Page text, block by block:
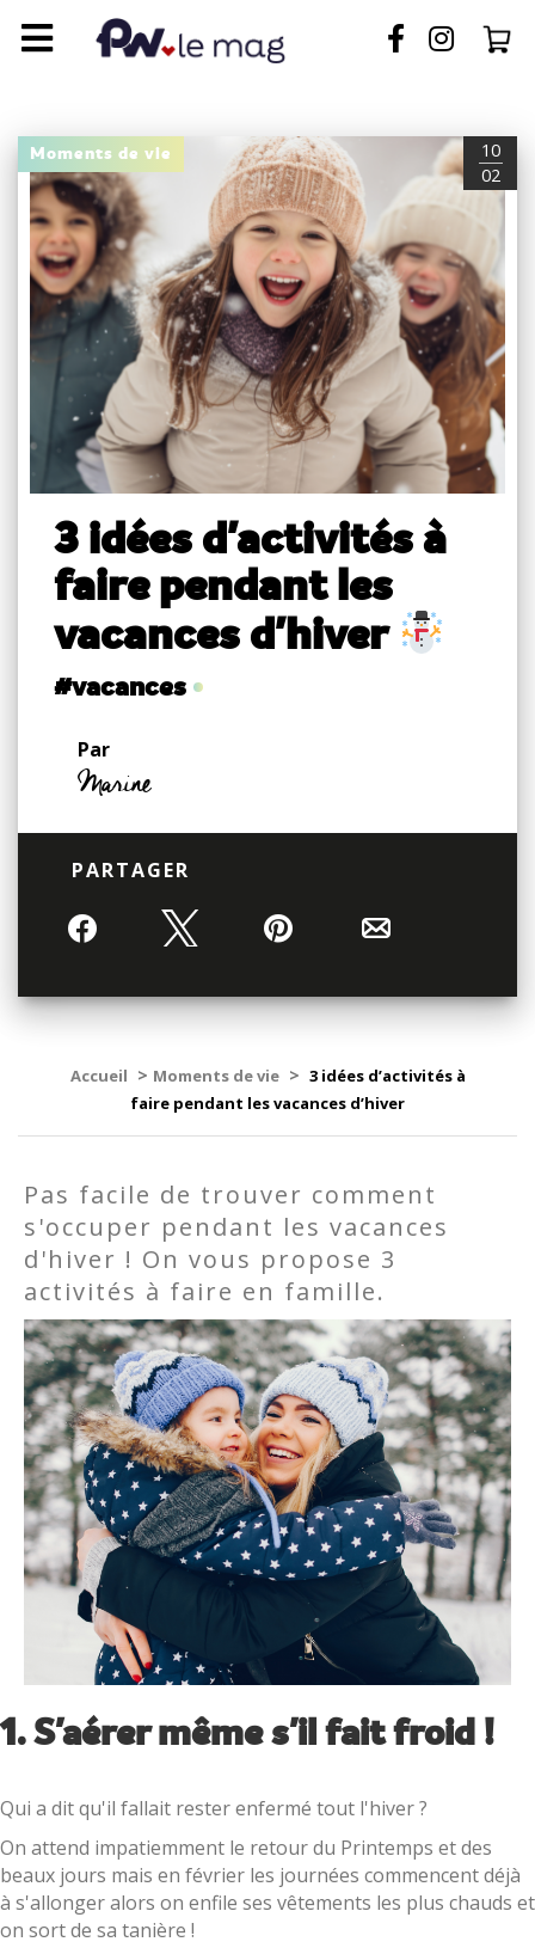
Moments de vie
10
02
3 idées d'activités à
faire pendant les
vacances d'hiver
#vacances
Par
Marine
PARTAGER
Partagez Tweetez
Accueil > Moments de vie > 3 idées d’activités à
faire pendant les vacances d’hiver
Pas facile de trouver comment
s'occuper pendant les vacances
d'hiver ! On vous propose 3
activités à faire en famille.
1. S'aérer même s'il fait froid !
Qui a dit qu'il fallait rester enfermé tout l'hiver ?
On attend impatiemment le retour du Printemps et des
beaux jours mais en février les journées commencent déjà
à s'allonger alors on enfile ses vêtements les plus chauds et
on sort de sa tanière !